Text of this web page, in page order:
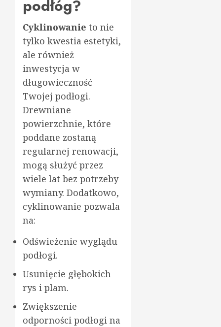
podłóg?
Cyklinowanie to nie
tylko kwestia estetyki,
ale również
inwestycja w
długowieczność
Twojej podłogi.
Drewniane
powierzchnie, które
poddane zostaną
regularnej renowacji,
mogą służyć przez
wiele lat bez potrzeby
wymiany. Dodatkowo,
cyklinowanie pozwala
na:
Odświeżenie wyglądu
podłogi.
Usunięcie głębokich
rys i plam.
Zwiększenie
odporności podłogi na